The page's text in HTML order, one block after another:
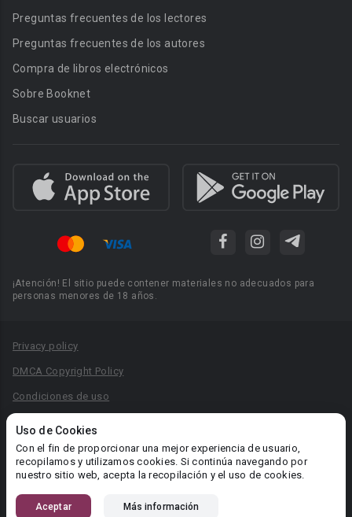
Uso de Cookies
Con el fin de proporcionar una mejor experiencia de usuario,
recopilamos y utilizamos cookies. Si continúa navegando por
nuestro sitio web, acepta la recopilación y el uso de cookies.
Aceptar Más información
Preguntas frecuentes de los lectores
Preguntas frecuentes de los autores
Compra de libros electrónicos
Sobre Booknet
Buscar usuarios
¡Atención! El sitio puede contener materiales no adecuados para
personas menores de 18 años.
Privacy policy
DMCA Copyright Policy
Condiciones de uso
Reglas para la publicación de libros
Área RR.PP.: pr@booknet.com
© 2026 Booknet. Todos los derechos reservados.